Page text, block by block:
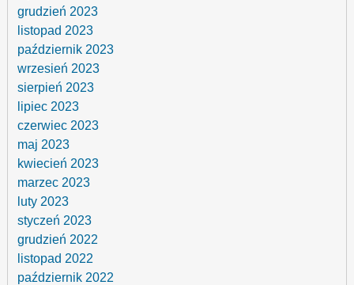
grudzień 2023
listopad 2023
październik 2023
wrzesień 2023
sierpień 2023
lipiec 2023
czerwiec 2023
maj 2023
kwiecień 2023
marzec 2023
luty 2023
styczeń 2023
grudzień 2022
listopad 2022
październik 2022